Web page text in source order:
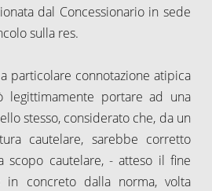
dal Concessionario in sede
sulla res.
particolare connotazione atipica
legittimamente portare ad una
stesso, considerato che, da un
cautelare, sarebbe corretto
scopo cautelare, - atteso il fine
in concreto dalla norma, volta